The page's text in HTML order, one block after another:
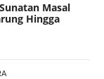
Masal
Hingga